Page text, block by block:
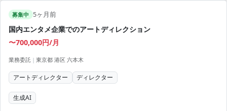
活かしてクリエイティブなプロジェクトに参画できる ・様々なデザイ
ン業務を通じて経験を積むチャンス ・柔軟なリモートワーク環境で働
募集中 5ヶ月前
国内エンタメ企業でのアートディレクション
〜700,000円/月
業務委託 | 東京都 港区 六本木
アートディレクター ディレクター
生成AI